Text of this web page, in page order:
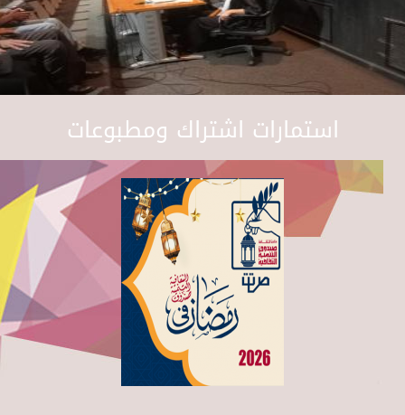
استمارات اشتراك ومطبوعات